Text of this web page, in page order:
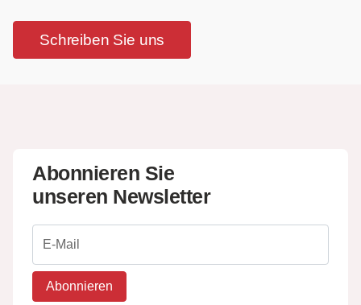
Schreiben Sie uns
Abonnieren Sie
unseren Newsletter
Abonnieren